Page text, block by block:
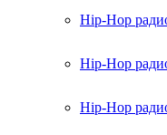
Hip-Hop
Hip-Hop
Hip-Hop